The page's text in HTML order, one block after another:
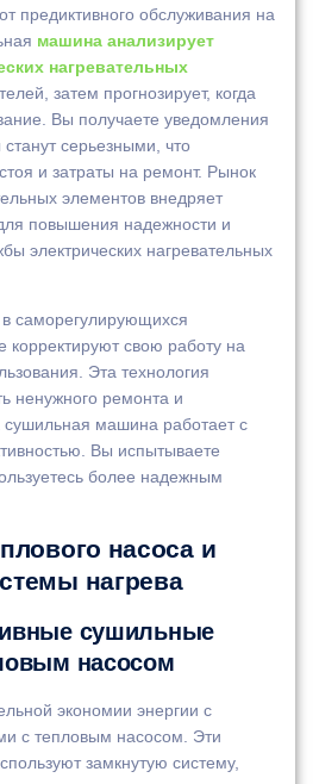
предиктивного обслуживания на
машина анализирует
нагревательных
затем прогнозирует, когда
Вы получаете уведомления
серьезными, что
и затраты на ремонт. Рынок
элементов внедряет
повышения надежности и
электрических нагревательных
саморегулирующихся
корректируют свою работу на
Эта технология
ненужного ремонта и
сушильная машина работает с
Вы испытываете
более надежным
насоса и
нагрева
сушильные
насосом
экономии энергии с
с тепловым насосом. Эти
замкнутую систему,